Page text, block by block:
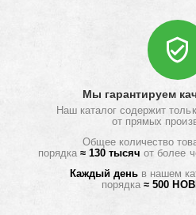
Мы гарантируем
Наш каталог содержит
от прямых
Общее количество
порядка≈ 130 тысяч от более
Каждый деньв нашем
порядка≈ 500